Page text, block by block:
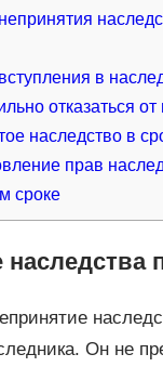
в
отказаться
наследство в
прав
сроке
наследства
Он не